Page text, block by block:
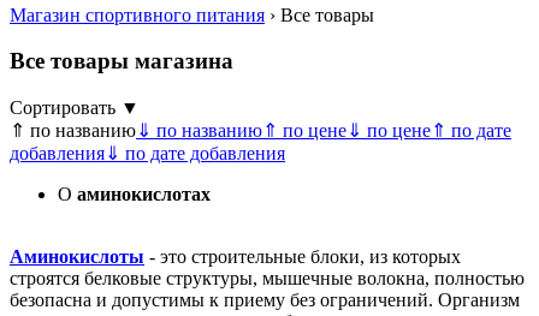
Магазин спортивного питания › Все товары
Все товары магазина
Сортировать ▼
⇑ по названию⇓ по названию⇑ по цене⇓ по цене⇑ по дате
добавления⇓ по дате добавления
О аминокислотах
Аминокислоты - это строительные блоки, из которых
строятся белковые структуры, мышечные волокна, полностью
безопасна и допустимы к приему без ограничений. Организм